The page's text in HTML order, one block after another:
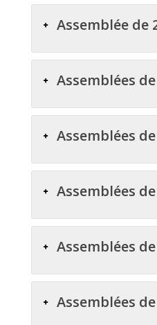
Assemblée de
Assemblées
Assemblées
Assemblées de
Assemblées
Assemblées